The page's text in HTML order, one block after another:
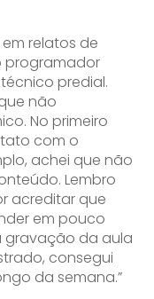
relatos de
programador
predial.
não
No primeiro
com o
achei que não
Lembro
acreditar que
em pouco
gravação da aula
consegui
da semana.”